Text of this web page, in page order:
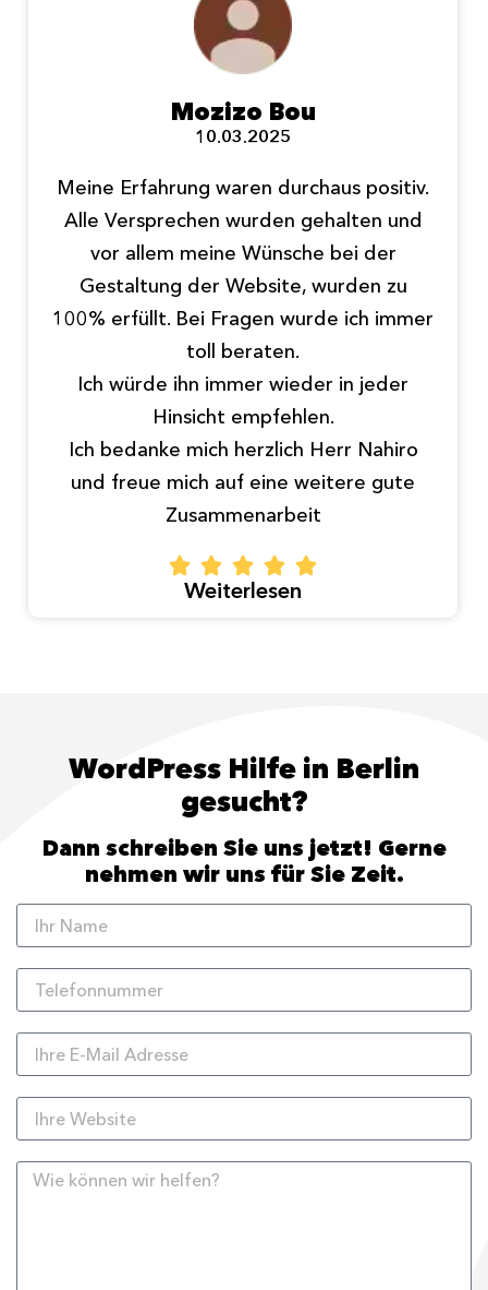
Mozizo Bou
10.03.2025
Meine Erfahrung waren durchaus positiv.
Alle Versprechen wurden gehalten und
vor allem meine Wünsche bei der
Gestaltung der Website, wurden zu
100% erfüllt. Bei Fragen wurde ich immer
toll beraten.
Ich würde ihn immer wieder in jeder
Hinsicht empfehlen.
Ich bedanke mich herzlich Herr Nahiro
und freue mich auf eine weitere gute
Zusammenarbeit
Weiterlesen
WordPress Hilfe in Berlin
gesucht?
Dann schreiben Sie uns jetzt! Gerne
nehmen wir uns für Sie Zeit.